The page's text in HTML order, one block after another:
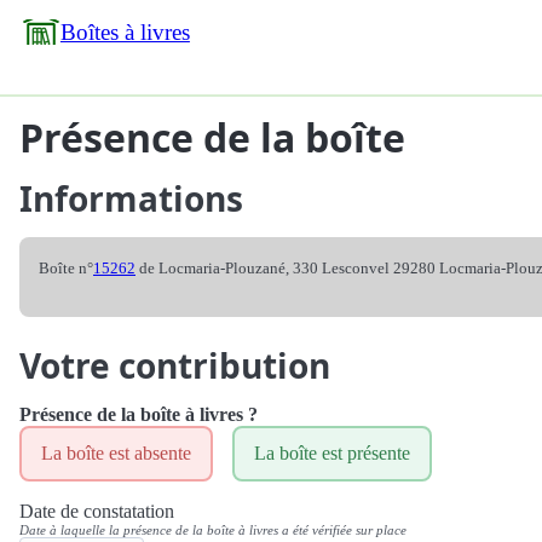
Boîtes à livres
Présence de la boîte
Informations
Boîte n°15262 de Locmaria-Plouzané, 330 Lesconvel 29280 Locmaria-
Votre contribution
Présence de la boîte à livres ?
La boîte est absente
La boîte est présente
Date de constatation
Date à laquelle la présence de la boîte à livres a été vérifiée sur place